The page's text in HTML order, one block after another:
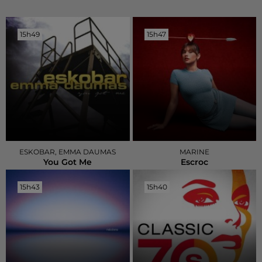
15h49
15h49
ESKOBAR, EMMA DAUMAS
You Got Me
15h47
15h47
MARINE
Escroc
15h43
15h43 15h40
15h40